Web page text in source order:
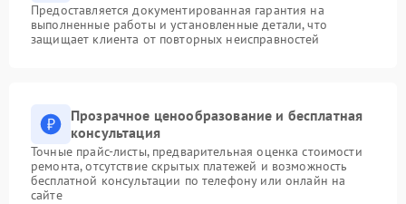
Предоставляется документированная гарантия на
выполненные работы и установленные детали, что
защищает клиента от повторных неисправностей
Прозрачное ценообразование и бесплатная
консультация
Точные прайс-листы, предварительная оценка стоимости
ремонта, отсутствие скрытых платежей и возможность
бесплатной консультации по телефону или онлайн на
сайте